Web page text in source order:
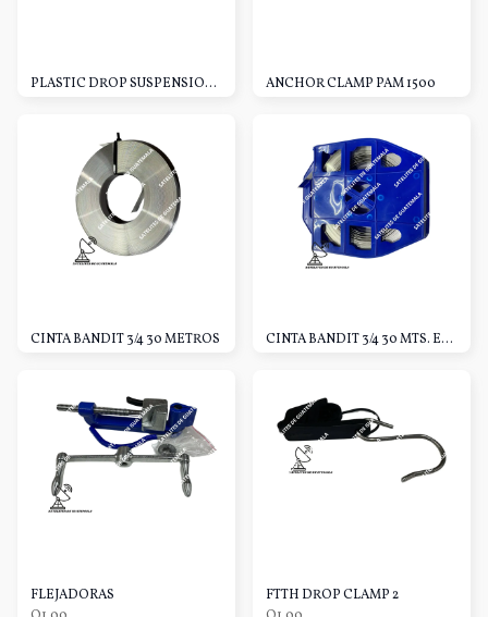
PLASTIC DROP SUSPENSION CLAMP PQ ANCHOR CLAMP PAM 1500
CINTA BANDIT 3/4 30 METROS CINTA BANDIT 3/4 30 MTS. ESTUCHE
FLEJADORAS
FTTH DROP CLAMP 2